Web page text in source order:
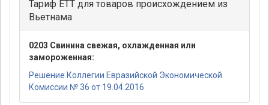
Тариф ЕТТ для товаров происхождением из
Вьетнама
0203 Свинина свежая, охлажденная или
замороженная:
Решение Коллегии Евразийской Экономической
Комиссии № 36 от 19.04.2016